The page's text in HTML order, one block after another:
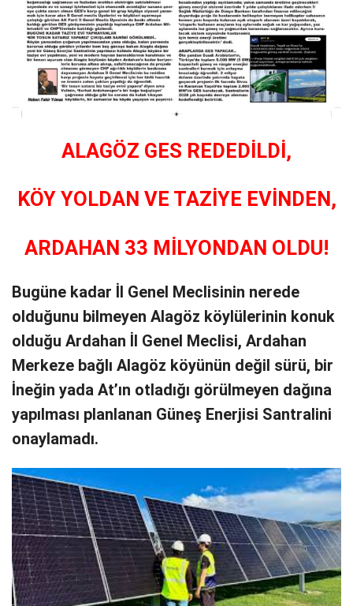
ALAGÖZ GES REDEDİLDİ,
KÖY YOLDAN VE TAZİYE EVİNDEN,
ARDAHAN 33 MİLYONDAN OLDU!
Bugüne kadar İl Genel Meclisinin nerede
olduğunu bilmeyen Alagöz köylülerinin konuk
olduğu Ardahan İl Genel Meclisi, Ardahan
Merkeze bağlı Alagöz köyünün değil sürü, bir
İneğin yada At’ın otladığı görülmeyen dağına
yapılması planlanan Güneş Enerjisi Santralini
onaylamadı.